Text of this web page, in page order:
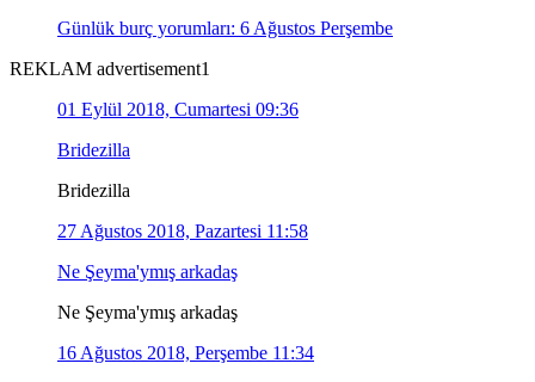
Günlük burç yorumları: 6 Ağustos Perşembe
REKLAM advertisement1
01 Eylül 2018, Cumartesi 09:36
Bridezilla
Bridezilla
27 Ağustos 2018, Pazartesi 11:58
Ne Şeyma'ymış arkadaş
Ne Şeyma'ymış arkadaş
16 Ağustos 2018, Perşembe 11:34